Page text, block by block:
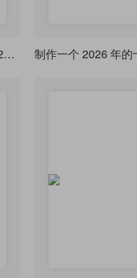
LaTeX 制作的虎鲸主题2026日历